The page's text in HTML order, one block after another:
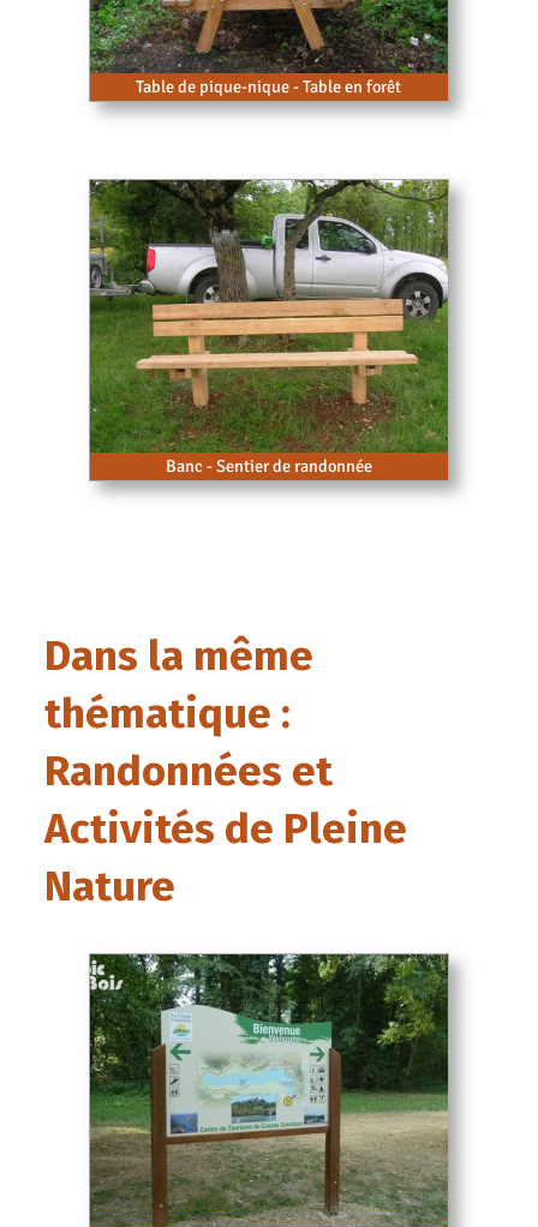
Table de pique-nique - Table en forêt
Banc - Sentier de randonnée
Dans la même
thématique :
Randonnées et
Activités de Pleine
Nature